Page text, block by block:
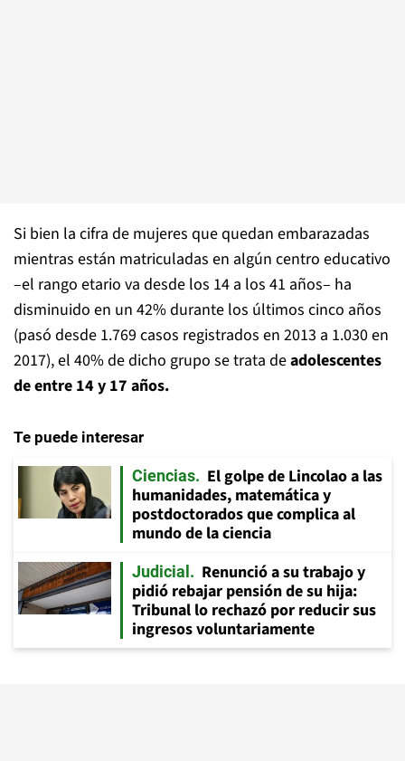
Si bien la cifra de mujeres que quedan embarazadas
mientras están matriculadas en algún centro educativo
–el rango etario va desde los 14 a los 41 años– ha
disminuido en un 42% durante los últimos cinco años
(pasó desde 1.769 casos registrados en 2013 a 1.030 en
2017), el 40% de dicho grupo se trata deadolescentes
de entre 14 y 17 años.
Te puede interesar
Ciencias
El golpe de Lincolao a las
humanidades, matemática y
postdoctorados que complica al
mundo de la ciencia
Judicial
Renunció a su trabajo y
pidió rebajar pensión de su hija:
Tribunal lo rechazó por reducir sus
ingresos voluntariamente